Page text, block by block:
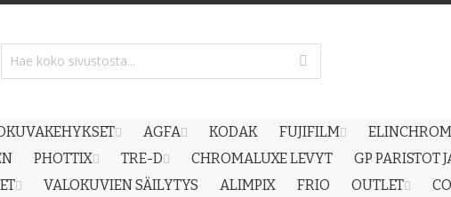
AGFA KODAK FUJIFILM
ELINCHROM
PHOTTIX TRE-D CHROMALUXE LEVYT
GP PARISTOT
VALOKUVIEN SÄILYTYS ALIMPIX FRIO OUTLET